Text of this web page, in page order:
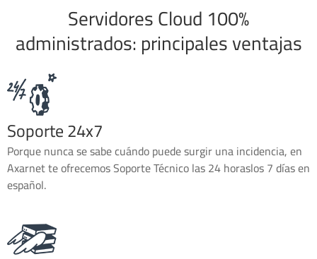
Servidores Cloud 100%
administrados: principales ventajas
Soporte 24x7
Porque nunca se sabe cuándo puede surgir una incidencia, en
Axarnet te ofrecemos Soporte Técnico las 24 horaslos 7 días en
español.